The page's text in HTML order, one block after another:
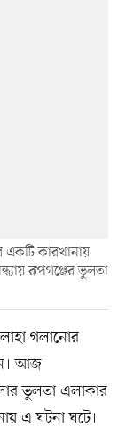
একটি কারখানায়
রূপগঞ্জের ভুলতা
গলানোর
আজ
ভুলতা এলাকার
এ ঘটনা ঘটে।